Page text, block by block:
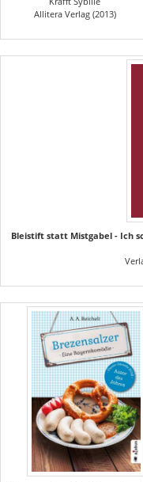
Allitera Verlag (2013)
Bleistift statt Mistgabel - Ich